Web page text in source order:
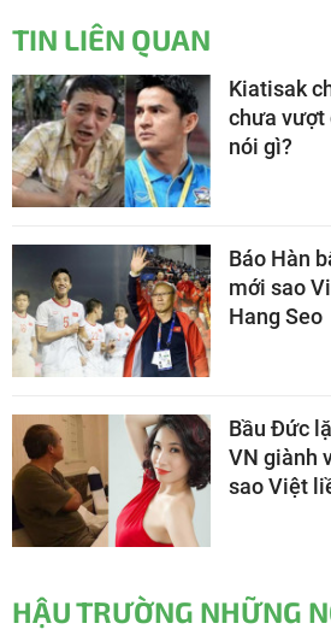
TIN LIÊN QUAN
Kiatisak
chưa vượt
nói gì?
Báo Hàn
mới sao
Hang Seo
Bầu Đức
VN giành
sao Việt
HẬU TRƯỜNG NHỮNG